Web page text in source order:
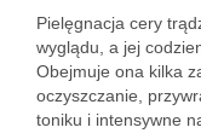
Pielęgnacja cery
wyglądu, a jej
Obejmuje ona kilka
oczyszczanie,
toniku i intensywne